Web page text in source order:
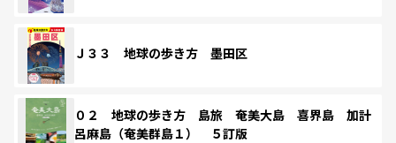
Ｊ３３ 地球の歩き方 墨田区
０２ 地球の歩き方 島旅 奄美大島 喜界島 加計
呂麻島（奄美群島１） ５訂版